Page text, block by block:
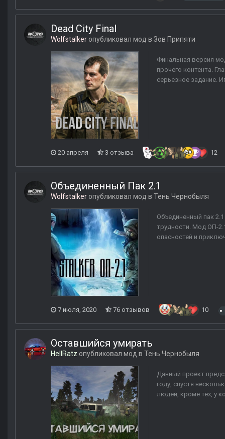
Dead City Final
Wolfstalker опубликовал мод в Зов Припяти
Финальная версия
прочего контента.
серьезное задание.
20 апреля 3 отзыва 12
Объединенный Пак 2.1
Wolfstalker опубликовал мод в Тень Чернобыля
Объединенный пак
трудности. Мод ОП-
опасностей и
7 июля, 2020 76 отзывов 10
Оставшийся умирать
HellRatz опубликовал мод в Тень Чернобыля
Данный проект
году, спустя
людей, кроме тех, у